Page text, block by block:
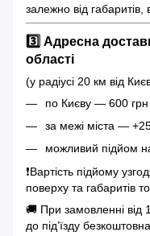
залежно від габаритів,
3️⃣ Адресна
області
(у радіусі 20 км від
по Києву — 600 грн
за межі міста —
можливий підйом
❗️Вартість підйому
поверху та габаритів
🚚 При замовленні від
до під’їзду безкоштовна.